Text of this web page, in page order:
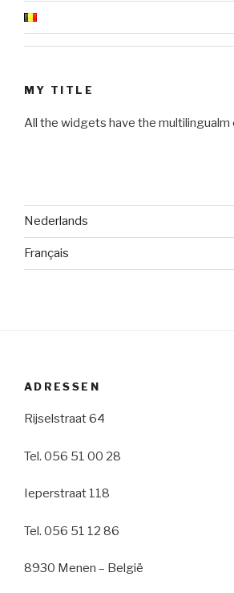
MY TITLE
All the widgets have the multilingualm
Nederlands
Français
ADRESSEN
Rijselstraat 64
Tel. 056 51 00 28
Ieperstraat 118
Tel. 056 51 12 86
8930 Menen – België